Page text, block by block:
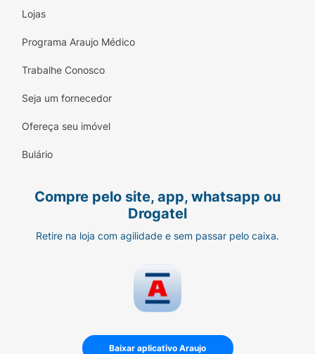
Lojas
Programa Araujo Médico
Trabalhe Conosco
Seja um fornecedor
Ofereça seu imóvel
Bulário
Compre pelo site, app, whatsapp ou
Drogatel
Retire na loja com agilidade e sem passar pelo caixa.
Baixar aplicativo Araujo